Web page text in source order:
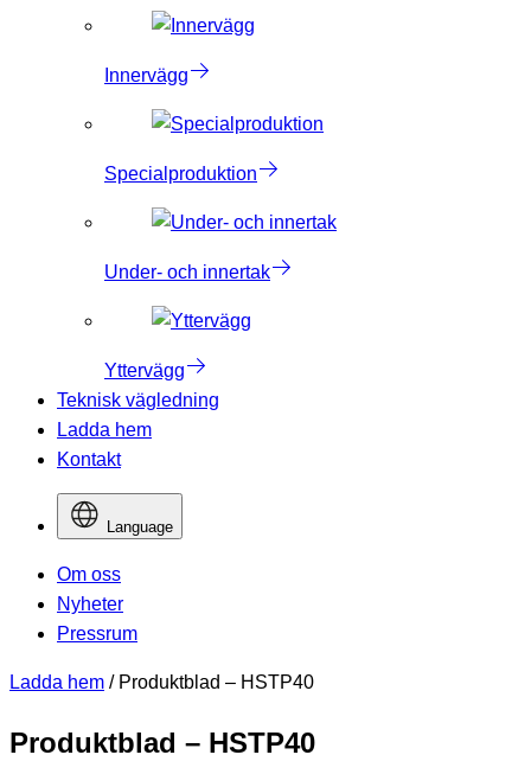
Innervägg
Specialproduktion
Under- och innertak
Yttervägg
Teknisk vägledning
Ladda hem
Kontakt
Language
Om oss
Nyheter
Pressrum
Ladda hem / Produktblad – HSTP40
Produktblad – HSTP40